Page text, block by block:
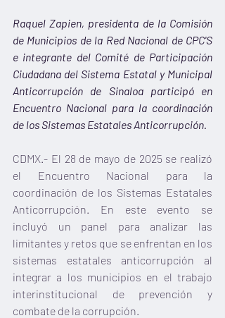
Raquel Zapien, presidenta de la Comisión
de Municipios de la Red Nacional de CPC'S
e integrante del Comité de Participación
Ciudadana del Sistema Estatal y Municipal
Anticorrupción de Sinaloa participó en
Encuentro Nacional para la coordinación
de los Sistemas Estatales Anticorrupción.
CDMX.- El 28 de mayo de 2025 se realizó
el Encuentro Nacional para la
coordinación de los Sistemas Estatales
Anticorrupción. En este evento se
incluyó un panel para analizar las
limitantes y retos que se enfrentan en los
sistemas estatales anticorrupción al
integrar a los municipios en el trabajo
interinstitucional de prevención y
combate de la corrupción.